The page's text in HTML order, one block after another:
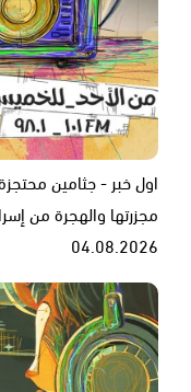
اول خبر - جثامين
مجزرتها والهجرة من
04.08.2026